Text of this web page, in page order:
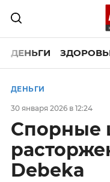
ДЕНЬГИ
ДЕНЬГИ
30 января 2026 в 12:24
Спорные
Debeka